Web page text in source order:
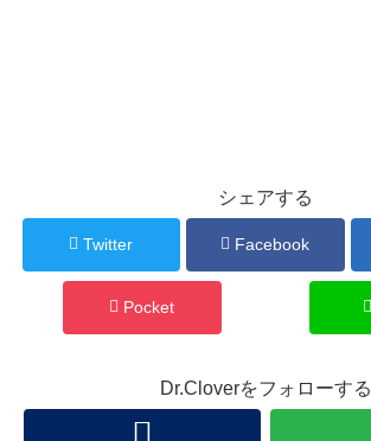
シェアする
Twitter Facebook
Pocket
Dr.Cloverをフォローする